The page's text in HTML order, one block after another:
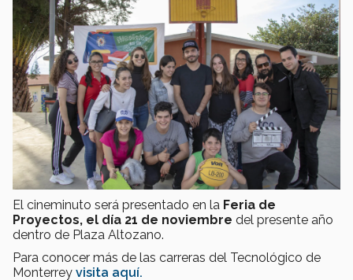
El cineminuto será presentado en la Feria de
Proyectos, el día 21 de noviembre del presente año
dentro de Plaza Altozano.
Para conocer más de las carreras del Tecnológico de
Monterrey visita aquí.